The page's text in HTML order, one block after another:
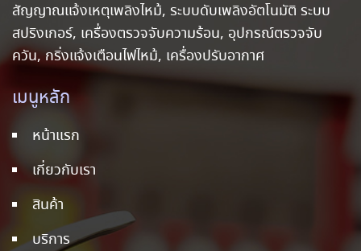
สัญญาณแจ้งเหตุเพลิงไหม้, ระบบดับเพลิงอัตโนมัติ ระบบ
สปริงเกอร์, เครื่องตรวจจับความร้อน, อุปกรณ์ตรวจจับ
ควัน, กริ่งแจ้งเตือนไฟไหม้, เครื่องปรับอากาศ
เมนูหลัก
หน้าแรก
เกี่ยวกับเรา
สินค้า
บริการ